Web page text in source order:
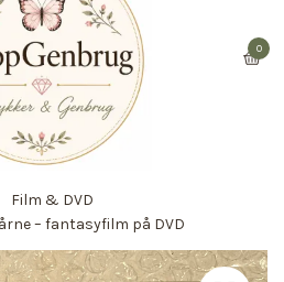
0
Film & DVD
– fantasyfilm på DVD